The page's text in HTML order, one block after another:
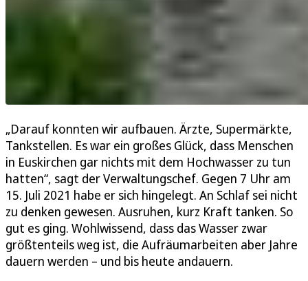
„Darauf konnten wir aufbauen. Ärzte, Supermärkte,
Tankstellen. Es war ein großes Glück, dass Menschen
in Euskirchen gar nichts mit dem Hochwasser zu tun
hatten“, sagt der Verwaltungschef. Gegen 7 Uhr am
15. Juli 2021 habe er sich hingelegt. An Schlaf sei nicht
zu denken gewesen. Ausruhen, kurz Kraft tanken. So
gut es ging. Wohlwissend, dass das Wasser zwar
größtenteils weg ist, die Aufräumarbeiten aber Jahre
dauern werden – und bis heute andauern.